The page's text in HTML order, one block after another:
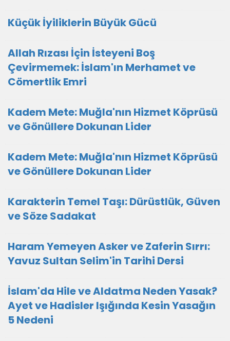
Küçük İyiliklerin Büyük Gücü
Allah Rızası İçin İsteyeni Boş
Çevirmemek: İslam'ın Merhamet ve
Cömertlik Emri
Kadem Mete: Muğla'nın Hizmet Köprüsü
ve Gönüllere Dokunan Lider
Kadem Mete: Muğla'nın Hizmet Köprüsü
ve Gönüllere Dokunan Lider
Karakterin Temel Taşı: Dürüstlük, Güven
ve Söze Sadakat
Haram Yemeyen Asker ve Zaferin Sırrı:
Yavuz Sultan Selim'in Tarihi Dersi
İslam'da Hile ve Aldatma Neden Yasak?
Ayet ve Hadisler Işığında Kesin Yasağın
5 Nedeni